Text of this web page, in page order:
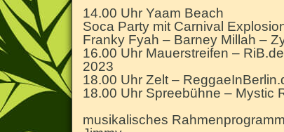
14.00 Uhr Yaam Beach
Soca Party mit Carnival
Franky Fyah – Barney Millah –
16.00 Uhr Mauerstreifen –
2023
18.00 Uhr Zelt –
18.00 Uhr Spreebühne – Mystic
musikalisches